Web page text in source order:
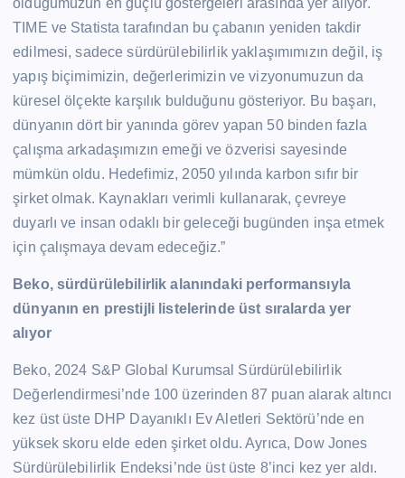
olduğumuzun en güçlü göstergeleri arasında yer alıyor.
TIME ve Statista tarafından bu çabanın yeniden takdir
edilmesi, sadece sürdürülebilirlik yaklaşımımızın değil, iş
yapış biçimimizin, değerlerimizin ve vizyonumuzun da
küresel ölçekte karşılık bulduğunu gösteriyor. Bu başarı,
dünyanın dört bir yanında görev yapan 50 binden fazla
çalışma arkadaşımızın emeği ve özverisi sayesinde
mümkün oldu. Hedefimiz, 2050 yılında karbon sıfır bir
şirket olmak. Kaynakları verimli kullanarak, çevreye
duyarlı ve insan odaklı bir geleceği bugünden inşa etmek
için çalışmaya devam edeceğiz.”
Beko, sürdürülebilirlik alanındaki performansıyla
dünyanın en prestijli listelerinde üst sıralarda yer
alıyor
Beko, 2024 S&P Global Kurumsal Sürdürülebilirlik
Değerlendirmesi’nde 100 üzerinden 87 puan alarak altıncı
kez üst üste DHP Dayanıklı Ev Aletleri Sektörü’nde en
yüksek skoru elde eden şirket oldu. Ayrıca, Dow Jones
Sürdürülebilirlik Endeksi’nde üst üste 8’inci kez yer aldı.